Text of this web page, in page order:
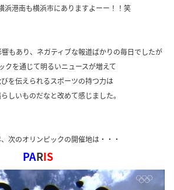
浜港南も横浜市にありますよーー！！笑
もあり、ネガティブな報道ばかりの毎日でしたが
クを通じて明るいニュースが増えて
を伝えられるスポーツの持つ力は
しいものだなと改めて感じました。
次のオリンピックの開催地は・・・
PARIS